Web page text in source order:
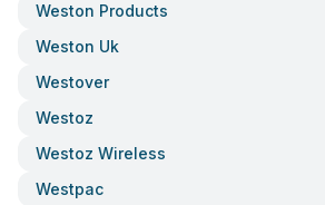
Weston Products
Weston Uk
Westover
Westoz
Westoz Wireless
Westpac